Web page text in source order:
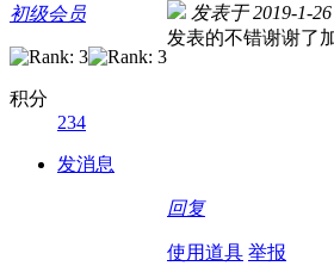
初级会员
积分
234
发消息
发表于 2019-1-
发表的不错谢谢了
回复
使用道具 举报